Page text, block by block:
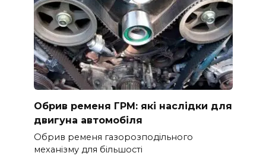
Обрив ременя ГРМ: які наслідки для
двигуна автомобіля
Обрив ременя газорозподільного
механізму для більшості